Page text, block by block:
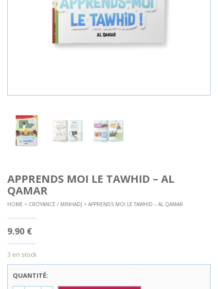
APPRENDS MOI LE TAWHID – AL
QAMAR
HOME > CROYANCE / MINHADJ > APPRENDS MOI LE TAWHID – AL QAMAR
9.90 €
3 en stock
QUANTITÉ: